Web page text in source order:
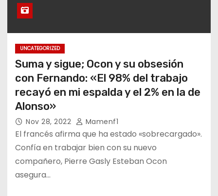
UNCATEGORIZED
Suma y sigue; Ocon y su obsesión
con Fernando: «El 98% del trabajo
recayó en mi espalda y el 2% en la de
Alonso»
Nov 28, 2022 Mamenf1
El francés afirma que ha estado «sobrecargado».
Confía en trabajar bien con su nuevo
compañero, Pierre Gasly Esteban Ocon
asegura…